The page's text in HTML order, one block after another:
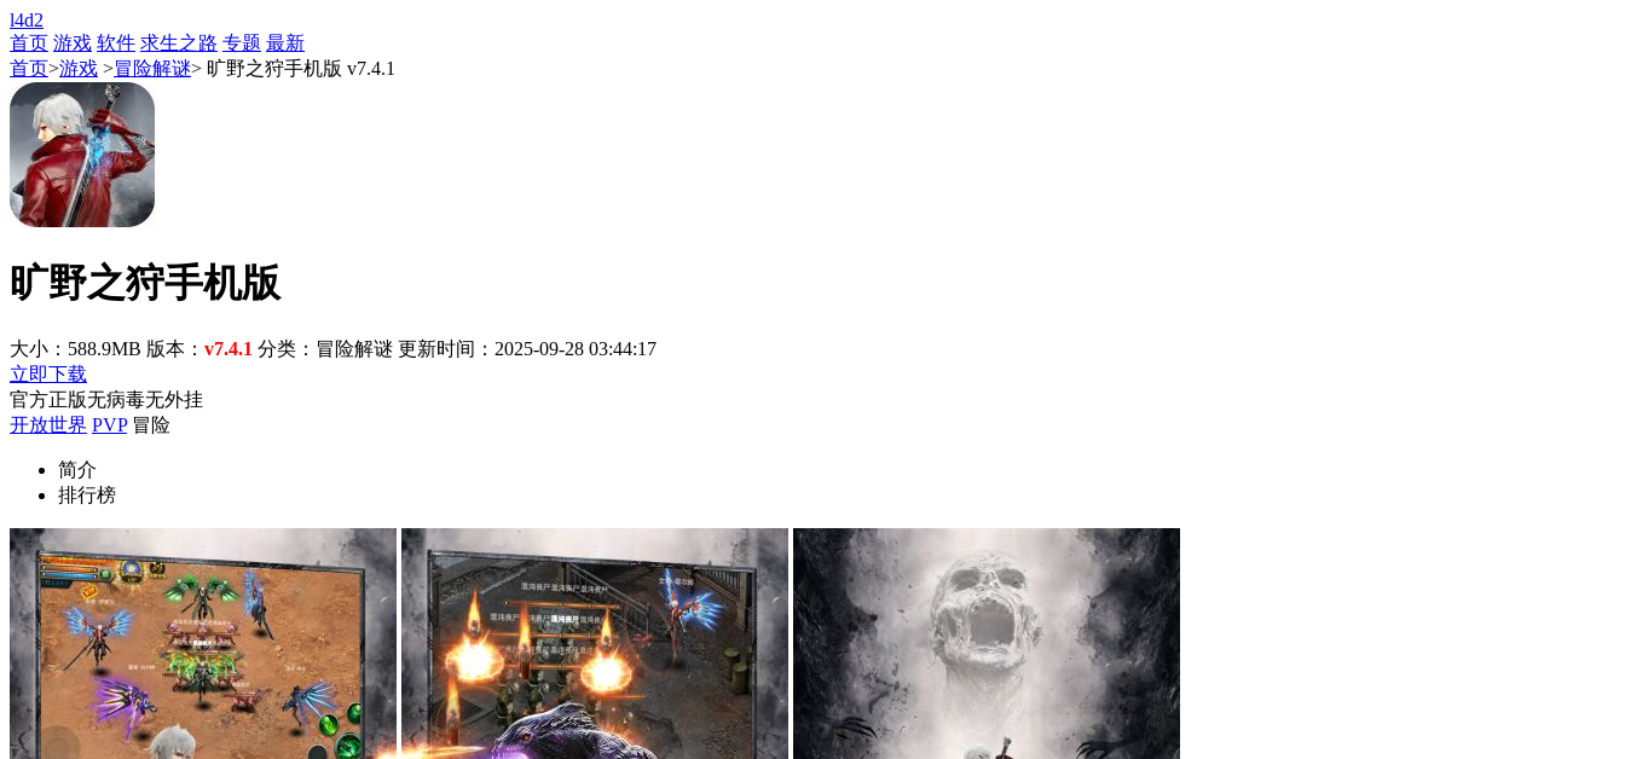
l4d2
首页 游戏 软件 求生之路 专题 最新
首页>游戏 >冒险解谜> 旷野之狩手机版 v7.4.1
旷野之狩手机版
大小：588.9MB 版本： v7.4.1 分类：冒险解谜 更新时间：2025-09-28 03:44:17
立即下载
官方正版无病毒无外挂
开放世界 PVP 冒险
简介
排行榜